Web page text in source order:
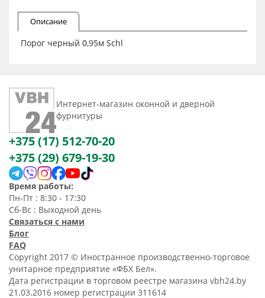
Описание
Порог черный 0,95м Schl
Интернет-магазин оконной и дверной
фурнитуры
+375 (17) 512-70-20
+375 (29) 679-19-30
Время работы:
Пн-Пт : 8:30 - 17:30
Сб-Вс : Выходной день
Связаться с нами
Блог
FAQ
Copyright 2017 © Иностранное производственно-торговое
унитарное предприятие «ФБХ Бел».
Дата регистрации в торговом реестре магазина vbh24.by
21.03.2016 номер регистрации 311614